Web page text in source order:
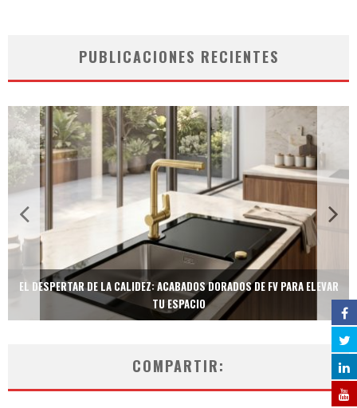
PUBLICACIONES RECIENTES
EL DESPERTAR DE LA CALIDEZ: ACABADOS DORADOS DE FV PARA ELEVAR
TU ESPACIO
COMPARTIR: